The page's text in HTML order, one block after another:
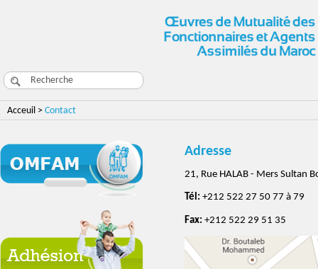
Acceuil > Contact
Adresse
21, Rue HALAB - Mers Sultan
Tél: +212 522 27 50 77 à 79
Fax: +212 522 29 51 35